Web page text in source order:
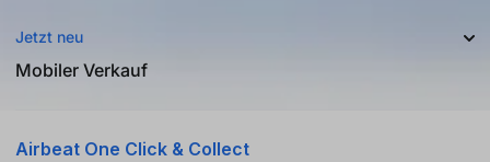
Jetzt neu
Mobiler Verkauf
Airbeat One Click & Collect